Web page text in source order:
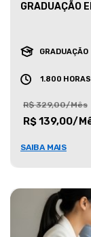
GRADUAÇÃO
GRADUAÇÃO
1.800 HORAS
R$ 329,00/Mês
R$ 139,00/
SAIBA MAIS